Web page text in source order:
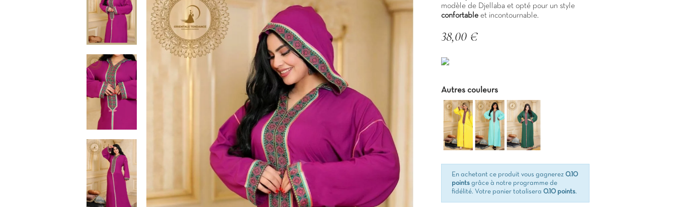
modèle de Djellaba et opté pour un style
confortable et incontournable.
38,00 €
Autres couleurs
En achetant ce produit vous gagnerez 0.10
points grâce à notre programme de
fidélité. Votre panier totalisera 0.10 points.